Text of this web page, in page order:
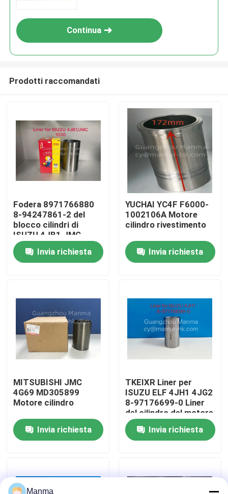
Casa
Prodotti
Circa noi
Controllo di qualità
Contattici
Richieda una citazione
Ricambio auto del camion
Isuzu Engine Parts
Continua
Prodotti raccomandati
Fodera 8971766880
8-94247861-2 del
blocco cilindri di
ISUZU 4JB1 JMC
Invia richiesta
YUCHAI YC4F F6000-
1002106A Motore
cilindro rivestimento
Invia richiesta
MITSUBISHI JMC
4G69 MD305899
Motore cilindro
Invia richiesta
TKEIXR Liner per
ISUZU ELF 4JH1 4JG2
8-97176699-0 Liner
del cilindro del motore
Invia richiesta
Manma